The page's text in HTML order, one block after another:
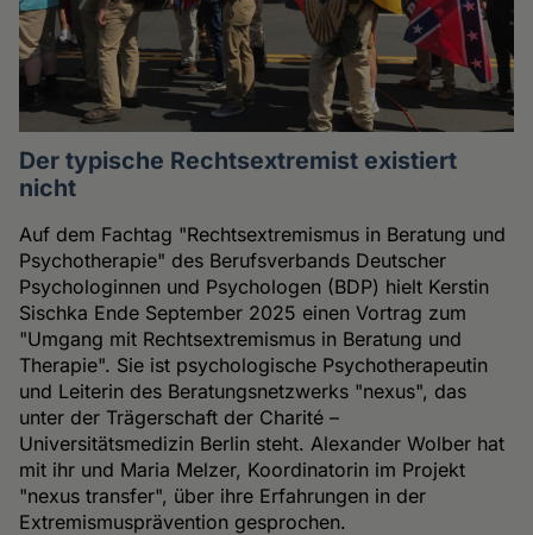
Der typische Rechtsextremist existiert
nicht
Auf dem Fachtag "Rechtsextremismus in Beratung und
Psychotherapie" des Berufsverbands Deutscher
Psychologinnen und Psychologen (BDP) hielt Kerstin
Sischka Ende September 2025 einen Vortrag zum
"Umgang mit Rechtsextremismus in Beratung und
Therapie". Sie ist psychologische Psychotherapeutin
und Leiterin des Beratungsnetzwerks "nexus", das
unter der Trägerschaft der Charité –
Universitätsmedizin Berlin steht. Alexander Wolber hat
mit ihr und Maria Melzer, Koordinatorin im Projekt
"nexus transfer", über ihre Erfahrungen in der
Extremismusprävention gesprochen.